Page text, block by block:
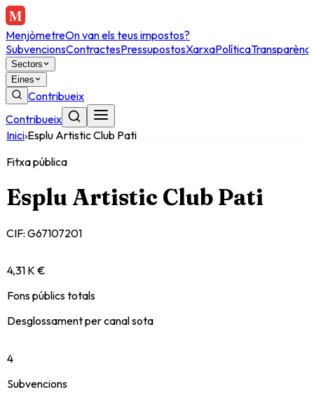
MenjòmetreOn van els teus impostos?
SubvencionsContractesPressupostosXarxaPolítica
Sectors
Eines
Contribueix
Contribueix
Inici›Esplu Artistic Club Pati
Fitxa pública
Esplu Artistic Club Pati
CIF: G67107201
4,31 K €
Fons públics totals
Desglossament per canal sota
4
Subvencions